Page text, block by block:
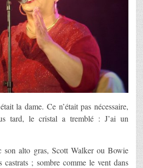
la dame. Ce n’était pas nécessaire,
tard, le cristal a tremblé : J’ai un
son alto gras, Scott Walker ou Bowie
castrats ; sombre comme le vent dans